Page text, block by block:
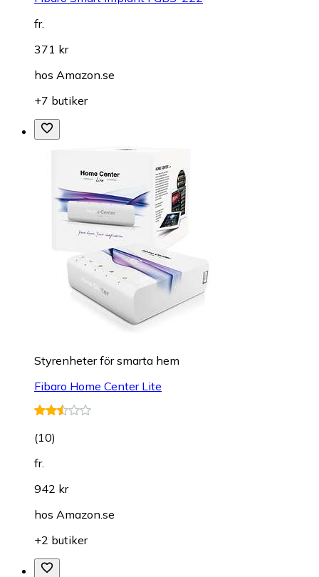
fr.
371 kr
hos Amazon.se
+7 butiker
Styrenheter för smarta hem
Fibaro Home Center Lite
(10)
fr.
942 kr
hos Amazon.se
+2 butiker